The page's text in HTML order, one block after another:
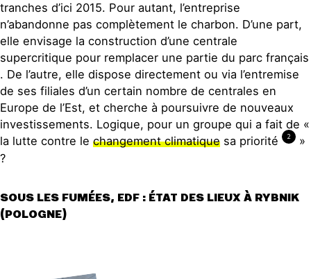
tranches d’ici 2015. Pour autant, l’entreprise
n’abandonne pas complètement le charbon. D’une part,
elle envisage la construction d’une centrale
supercritique pour remplacer une partie du parc français
. De l’autre, elle dispose directement ou via l’entremise
de ses filiales d’un certain nombre de centrales en
Europe de l’Est, et cherche à poursuivre de nouveaux
investissements. Logique, pour un groupe qui a fait de «
la lutte contre le changement climatique sa priorité 2
»
?
SOUS LES FUMÉES, EDF : ÉTAT DES LIEUX À RYBNIK
(POLOGNE)